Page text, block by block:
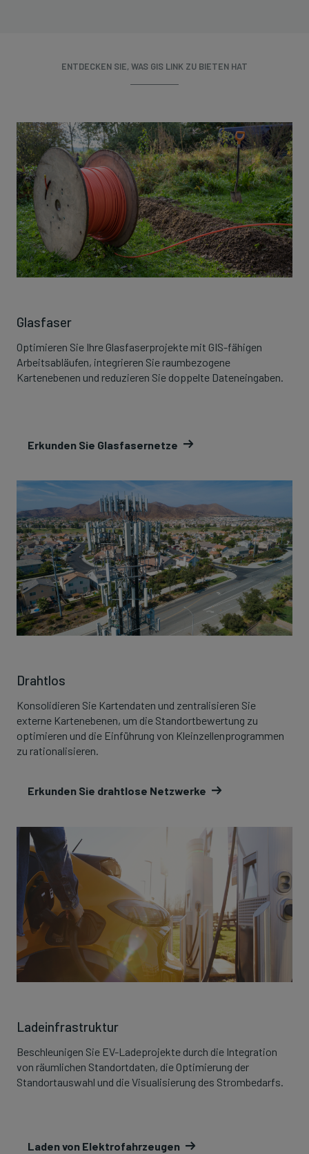
ENTDECKEN SIE, WAS GIS LINK ZU BIETEN HAT
Glasfaser
Optimieren Sie Ihre Glasfaserprojekte mit GIS-fähigen
Arbeitsabläufen, integrieren Sie raumbezogene
Kartenebenen und reduzieren Sie doppelte Dateneingaben.
Erkunden Sie Glasfasernetze
Drahtlos
Konsolidieren Sie Kartendaten und zentralisieren Sie
externe Kartenebenen, um die Standortbewertung zu
optimieren und die Einführung von Kleinzellenprogrammen
zu rationalisieren.
Erkunden Sie drahtlose Netzwerke
Ladeinfrastruktur
Beschleunigen Sie EV-Ladeprojekte durch die Integration
von räumlichen Standortdaten, die Optimierung der
Standortauswahl und die Visualisierung des Strombedarfs.
Laden von Elektrofahrzeugen